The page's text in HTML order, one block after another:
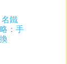
鐵
：手